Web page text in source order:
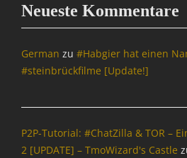
Neueste Kommentare
German zu #Habgier hat einen
#steinbrückfilme [Update!]
P2P-Tutorial: #ChatZilla & TOR –
2 [UPDATE] – TmoWizard's Castle